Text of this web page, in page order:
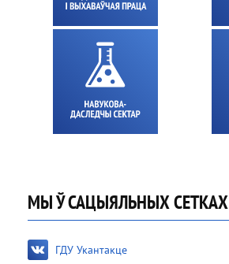
МЫ Ў САЦЫЯЛЬНЫХ СЕТКАХ
ГДУ Укантакце